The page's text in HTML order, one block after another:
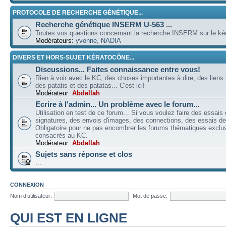
PROTOCOLE DE RECHERCHE GÉNÉTIQUE...
Recherche génétique INSERM U-563 ...
Toutes vos questions concernant la recherche INSERM sur le
Modérateurs: yvonne, NADIA
DIVERS ET HORS-SUJET KÉRATOCÔNE...
Discussions... Faites connaissance entre vous!
Rien à voir avec le KC, des choses importantes à dire, des liens
des patatis et des patatas... C'est ici!
Modérateur: Abdellah
Ecrire à l'admin... Un problème avec le forum...
Utilisation en test de ce forum... Si vous voulez faire des essais
signatures, des envois d'images, des connections, des essais
Obligatoire pour ne pas encombrer les forums thématiques
consacrés au KC.
Modérateur: Abdellah
Sujets sans réponse et clos
...
CONNEXION
Nom d’utilisateur:
Mot de passe:
QUI EST EN LIGNE